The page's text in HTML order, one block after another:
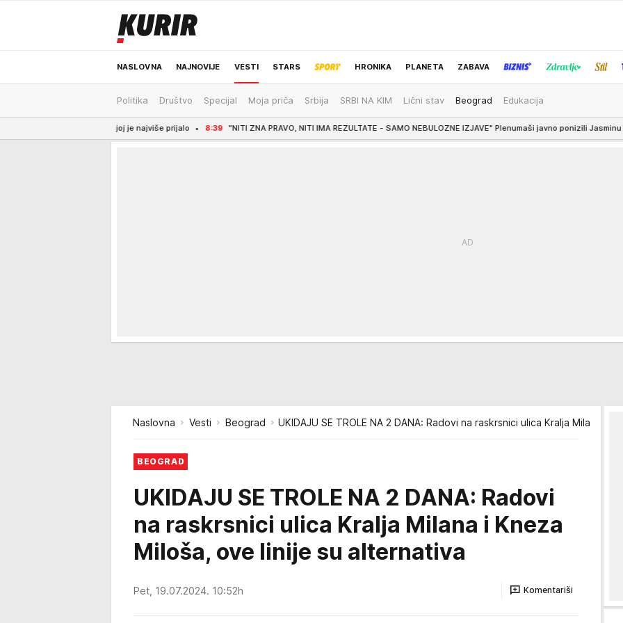
NASLOVNA NAJNOVIJE VESTI STARS HRONIKA PLANETA ZABAVA
ODRŽIVA BUDUĆNOST REGION NEWS IZBOR UREDNIKA
Politika Društvo Specijal Moja priča Srbija SRBI NA KIM Lični stav Beograd Edukacija
8:39 "NITI ZNA PRAVO, NITI IMA REZULTATE - SAMO NEBULOZNE IZJAVE" Plenumaši javno ponizili Jasminu Paunović: Leti
Naslovna Vesti Beograd UKIDAJU SE TROLE NA 2 DANA: Radovi na raskrsnici ulica Kralja Milana i
BEOGRAD
UKIDAJU SE TROLE NA 2 DANA: Radovi
na raskrsnici ulica Kralja Milana i Kneza
Miloša, ove linije su alternativa
Pet, 19.07.2024. 10:52h Komentariši